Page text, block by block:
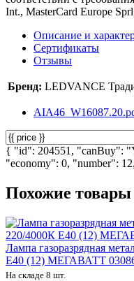
Int., MasterCard Europe
Описание и
Сертификаты
Отзывы
Бренд: LEDVANCE
{ "id": 204551, "canBuy":
"economy": 0, "number":
Похожие товары
Лампа газоразрядная
E40 (12) МЕГАВАТТ
На складе 8 шт.